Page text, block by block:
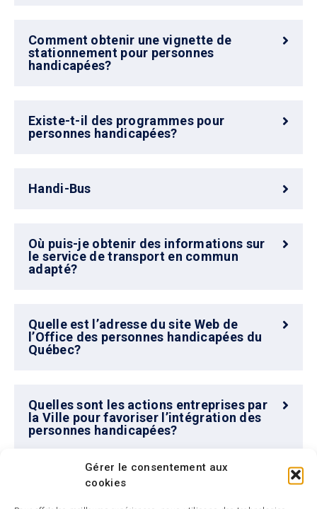
Gérer le consentement aux
cookies
Comment obtenir une vignette de
stationnement pour personnes
handicapées?
Existe-t-il des programmes pour
personnes handicapées?
Handi-Bus
Où puis-je obtenir des informations sur
le service de transport en commun
adapté?
Quelle est l’adresse du site Web de
l’Office des personnes handicapées du
Québec?
Quelles sont les actions entreprises par
la Ville pour favoriser l’intégration des
personnes handicapées?